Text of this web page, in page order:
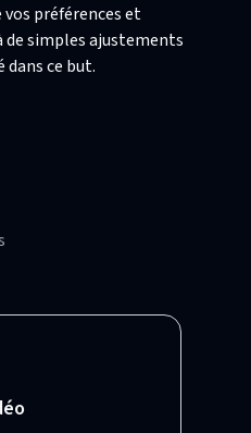
préférences et
de simples ajustements
ce but.